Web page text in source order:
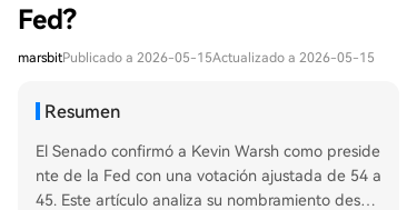
Fed?
marsbitPublicado a 2026-05-15Actualizado a 2026-05-15
Resumen
El Senado confirmó a Kevin Warsh como preside
nte de la Fed con una votación ajustada de 54 a
45. Este artículo analiza su nombramiento desde